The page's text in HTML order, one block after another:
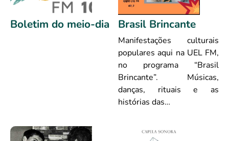
Boletim do meio-dia Brasil Brincante
Manifestações culturais
populares aqui na UEL FM,
no programa “Brasil
Brincante”. Músicas,
danças, rituais e as
histórias das…